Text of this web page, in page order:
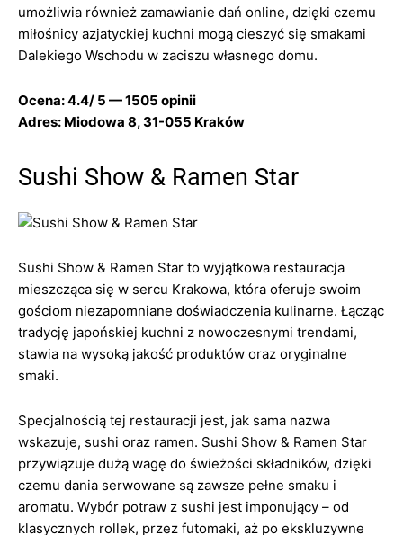
umożliwia również zamawianie dań online, dzięki czemu
miłośnicy azjatyckiej kuchni mogą cieszyć się smakami
Dalekiego Wschodu w zaciszu własnego domu.
Ocena: 4.4/ 5 — 1505 opinii
Adres: Miodowa 8, 31-055 Kraków
Sushi Show & Ramen Star
Sushi Show & Ramen Star to wyjątkowa restauracja
mieszcząca się w sercu Krakowa, która oferuje swoim
gościom niezapomniane doświadczenia kulinarne. Łącząc
tradycję japońskiej kuchni z nowoczesnymi trendami,
stawia na wysoką jakość produktów oraz oryginalne
smaki.
Specjalnością tej restauracji jest, jak sama nazwa
wskazuje, sushi oraz ramen. Sushi Show & Ramen Star
przywiązuje dużą wagę do świeżości składników, dzięki
czemu dania serwowane są zawsze pełne smaku i
aromatu. Wybór potraw z sushi jest imponujący – od
klasycznych rollek, przez futomaki, aż po ekskluzywne